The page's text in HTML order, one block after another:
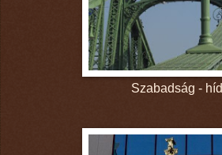
Szabadság - híd